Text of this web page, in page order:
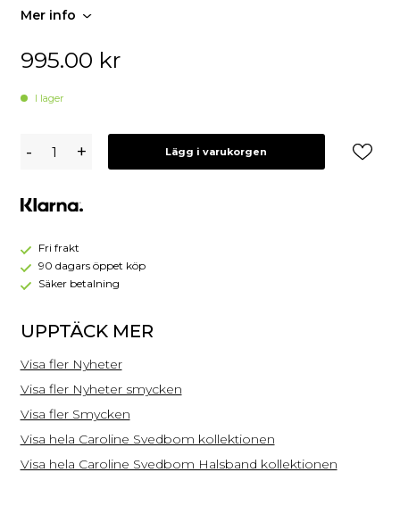
Mer info
995.00 kr
I lager
Svedbom
Halsband
Crystal
Guld
- + Lägg i varukorgen
Fri frakt
90 dagars öppet köp
Säker betalning
UPPTÄCK MER
Visa fler Nyheter
Visa fler Nyheter smycken
Visa fler Smycken
Visa hela Caroline Svedbom kollektionen
Visa hela Caroline Svedbom Halsband kollektionen